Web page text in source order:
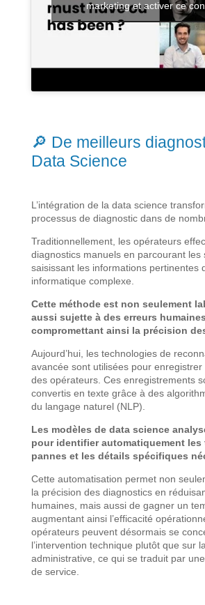
marketing et activer ce
🔎 De meilleurs
Data Science
L’intégration de la data science
processus de diagnostic dans de
Traditionnellement, les opérateurs
diagnostics manuels en parcourant les
saisissant les informations pertinentes
informatique complexe.
Cette méthode est non seulement
aussi sujette à des erreurs
compromettant ainsi la précision
Aujourd’hui, les technologies de
avancée sont utilisées pour
des opérateurs. Ces enregistrements
convertis en texte grâce à des
du langage naturel (NLP).
Les modèles de data science
pour identifier automatiquement les
pannes et les détails spécifiques
Cette automatisation permet non
la précision des diagnostics en
humaines, mais aussi de gagner un
augmentant ainsi l’efficacité
opérateurs peuvent désormais se
l’intervention technique plutôt que sur
administrative, ce qui se traduit par
de service.